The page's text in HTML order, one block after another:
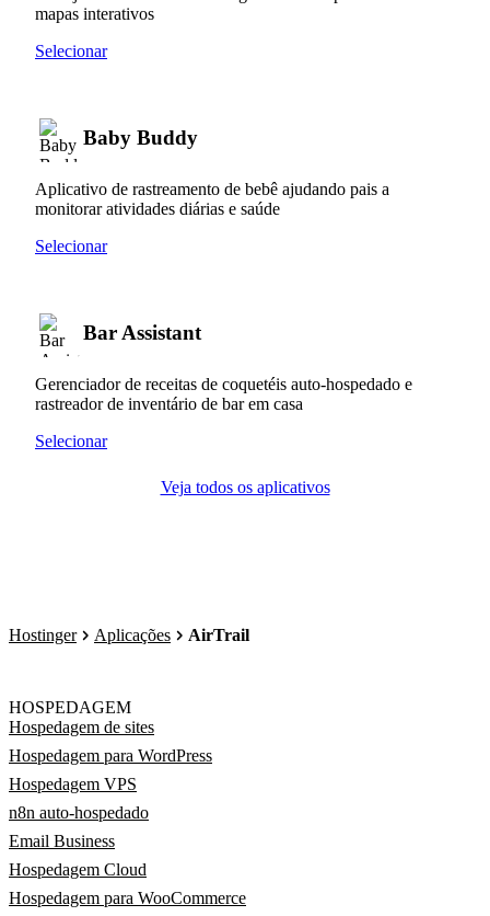
mapas interativos
Selecionar
Baby Buddy
Aplicativo de rastreamento de bebê ajudando pais a
monitorar atividades diárias e saúde
Selecionar
Bar Assistant
Gerenciador de receitas de coquetéis auto-hospedado e
rastreador de inventário de bar em casa
Selecionar
Veja todos os aplicativos
Hostinger Aplicações AirTrail
HOSPEDAGEM
Hospedagem de sites
Hospedagem para WordPress
Hospedagem VPS
n8n auto-hospedado
Email Business
Hospedagem Cloud
Hospedagem para WooCommerce